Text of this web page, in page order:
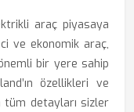
araç piyasaya
ve ekonomik araç,
bir yere sahip
özellikleri ve
tüm detayları sizler